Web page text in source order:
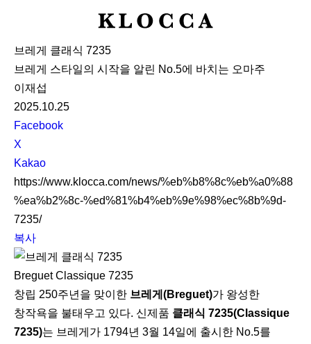
K
O
C
브레게 클래식 7235
브레게 스타일의 시작을 알린 No.5에 바치는 오마주
이재섭
2025.10.25
S
N
S
S
h
a
r
e
Facebook
X
Kakao
https://www.klocca.com/news/%eb%b8%8c%eb%a0%88
%ea%b2%8c-%ed%81%b4%eb%9e%98%ec%8b%9d-
7235/
복사
Breguet Classique 7235
창립 250주년을 맞이한 브레게(Breguet)가 왕성한
창작욕을 불태우고 있다. 신제품 클래식 7235(Classique
7235)는 브레게가 1794년 3월 14일에 출시한 No.5를